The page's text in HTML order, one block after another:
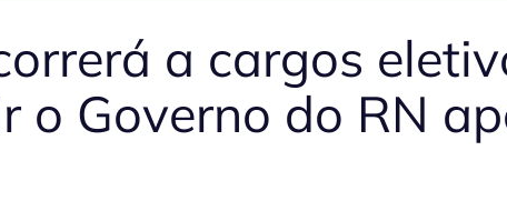
a cargos
o Governo do RN